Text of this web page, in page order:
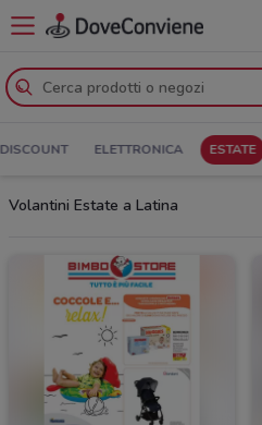
DISCOUNT ELETTRONICA ESTATE
Volantini Estate a Latina